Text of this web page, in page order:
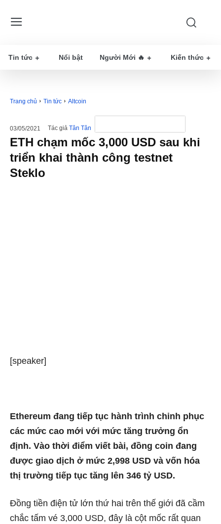
Tin tức Nổi bật Người Mới 🔥 Kiến thức
Trang chủ Tin tức Altcoin
03/05/2021 Tác giả Tân Tân
ETH chạm mốc 3,000 USD sau khi
triển khai thành công testnet
Steklo
[speaker]
Ethereum đang tiếp tục hành trình chinh phục
các mức cao mới với mức tăng trưởng ổn
định. Vào thời điểm viết bài, đồng coin đang
được giao dịch ở mức 2,998 USD và vốn hóa
thị trường tiếp tục tăng lên 346 tỷ USD.
Đồng tiền điện tử lớn thứ hai trên thế giới đã cầm
chắc tấm vé 3,000 USD, đây là cột mốc rất quan